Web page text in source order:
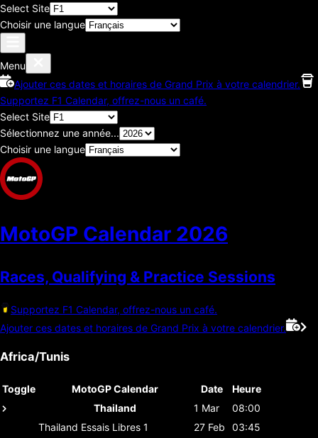
Select Site
Choisir une langue
Menu
Ajouter ces dates et horaires de Grand Prix à votre calendrier.
Supportez F1 Calendar, offrez-nous un café.
Select Site
Sélectionnez une année...
Choisir une langue
MotoGP Calendar 2026
Races, Qualifying & Practice Sessions
Supportez F1 Calendar, offrez-nous un café.
Ajouter ces dates et horaires de Grand Prix à votre calendrier.
Africa/Tunis
Toggle MotoGP Calendar Date
Heure
Thailand
1 Mar
08:00
Thailand Essais Libres 1 27 Feb
03:45